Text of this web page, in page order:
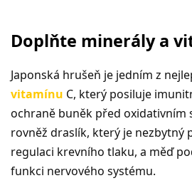
Doplňte minerály a
Japonská hrušeň je jedním z
vitamínu C, který posiluje
ochraně buněk před oxidativním
rovněž draslík, který je nezbytný
regulaci krevního tlaku, a měď
funkci nervového systému.